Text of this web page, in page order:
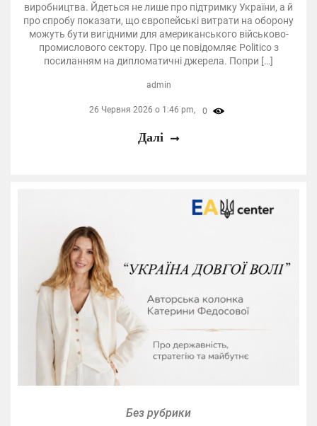
виробництва. Йдеться не лише про підтримку України, а й
про спробу показати, що європейські витрати на оборону
можуть бути вигідними для американського військово-
промислового сектору. Про це повідомляє Politico з
посиланням на дипломатичні джерела. Попри […]
admin
26 Червня 2026 о 1:46 pm, 0
Далі
Без рубрики